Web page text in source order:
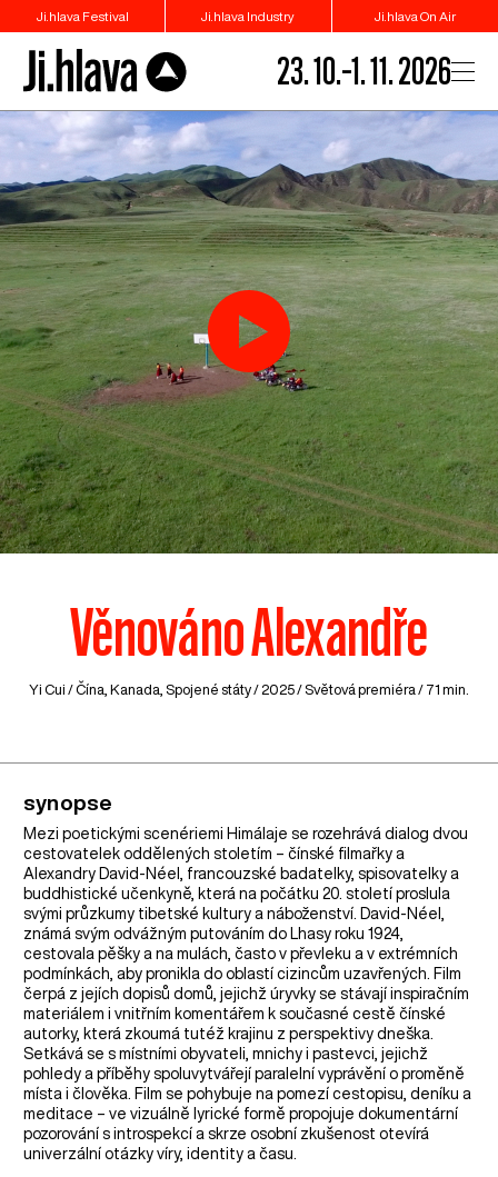
Ji.hlava Festival Ji.hlava Industry Ji.hlava On Air
23. 10.–1. 11. 2026
Věnováno Alexandře
Yi Cui /Čína Kanada Spojené státy/ 2025 / Světová premiéra / 71 min.
synopse
Mezi poetickými scenériemi Himálaje se rozehrává dialog dvou
cestovatelek oddělených stoletím – čínské filmařky a
Alexandry David-Néel, francouzské badatelky, spisovatelky a
buddhistické učenkyně, která na počátku 20. století proslula
svými průzkumy tibetské kultury a náboženství. David-Néel,
známá svým odvážným putováním do Lhasy roku 1924,
cestovala pěšky a na mulách, často v převleku a v extrémních
podmínkách, aby pronikla do oblastí cizincům uzavřených. Film
čerpá z jejích dopisů domů, jejichž úryvky se stávají inspiračním
materiálem i vnitřním komentářem k současné cestě čínské
autorky, která zkoumá tutéž krajinu z perspektivy dneška.
Setkává se s místními obyvateli, mnichy i pastevci, jejichž
pohledy a příběhy spoluvytvářejí paralelní vyprávění o proměně
místa i člověka. Film se pohybuje na pomezí cestopisu, deníku a
meditace – ve vizuálně lyrické formě propojuje dokumentární
pozorování s introspekcí a skrze osobní zkušenost otevírá
univerzální otázky víry, identity a času.